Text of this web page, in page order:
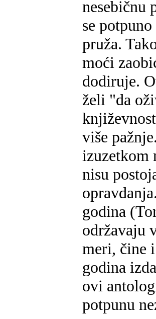
nesebičnu
se
pruža.
moći
dodiruje.
želi "da
više
izuzetkom
nisu
godina
održavaju
meri, čine
godina
ovi
potpunu